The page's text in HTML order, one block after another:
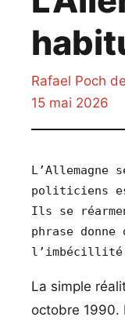
Rafael Poch
15 mai 2026
politiciens
Ils se
phrase
l’imbécillité
La simple
octobre 1990.